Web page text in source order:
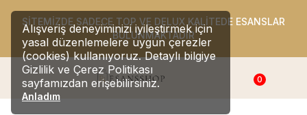
Alışveriş deneyiminizi iyileştirmek için
yasal düzenlemelere uygun çerezler
(cookies) kullanıyoruz. Detaylı bilgiye
Gizlilik ve Çerez Politikası
sayfamızdan erişebilirsiniz.
Anladım
SİTEMİZDE SADECE TOP VE DELUX KALİTEDE ESANSLAR
BULUNMAKTADIR
0